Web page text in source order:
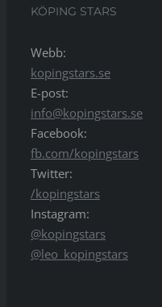
KÖPING STARS
Webb:
kopingstars.se
E-post:
info@kopingstars.se
Facebook:
fb.com/kopingstars
Twitter:
/kopingstars
Instagram:
@kopingstars
@leo_kopingstars